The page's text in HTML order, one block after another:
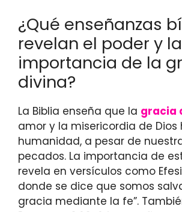
¿Qué enseñanzas
revelan el poder y la
importancia de la
divina?
La Biblia enseña que la gracia
amor y la misericordia de Dios
humanidad, a pesar de
pecados. La importancia de
revela en versículos como
donde se dice que somos
gracia mediante la fe”.